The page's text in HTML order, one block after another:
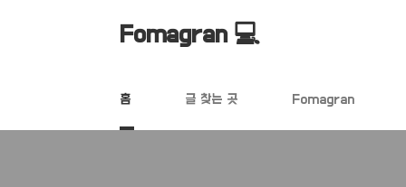
Fomagran 💻
홈 글 찾는 곳 Fomagran